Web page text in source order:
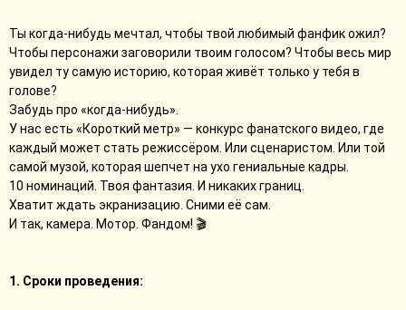
Ты когда-нибудь мечтал, чтобы твой любимый фанфик ожил?
Чтобы персонажи заговорили твоим голосом? Чтобы весь мир
увидел ту самую историю, которая живёт только у тебя в
голове?
Забудь про «когда-нибудь».
У нас есть «Короткий метр» — конкурс фанатского видео, где
каждый может стать режиссёром. Или сценаристом. Или той
самой музой, которая шепчет на ухо гениальные кадры.
10 номинаций. Твоя фантазия. И никаких границ.
Хватит ждать экранизацию. Сними её сам.
И так, камера. Мотор. Фандом! 🎬
1. Сроки проведения: